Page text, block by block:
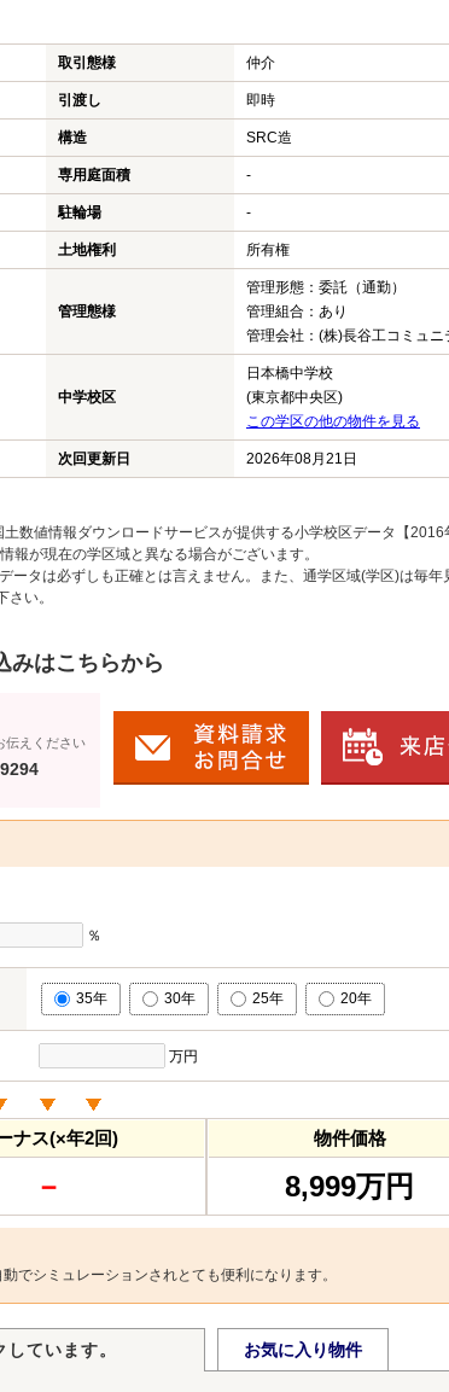
取引態様 仲介
引渡し 即時
構造 SRC造
専用庭面積 -
駐輪場 -
土地権利 所有権
管理態様
管理形態：委託（通勤）
管理組合：あり
管理会社：(株)長谷工コミュニ
中学校区
日本橋中学校
(東京都中央区)
この学区の他の物件を見る
次回更新日
2026年08月21日
数値情報ダウンロードサービスが提供する小学校区データ【2016
が現在の学区域と異なる場合がございます。
ータは必ずしも正確とは言えません。また、通学区域(学区)は毎年
い。
みはこちらから
伝えください
％
35年 30年 25年 20年
万円
ナス(×年2回)
－
物件価格
8,999万円
でシミュレーションされとても便利になります。
ています。 お気に入り物件